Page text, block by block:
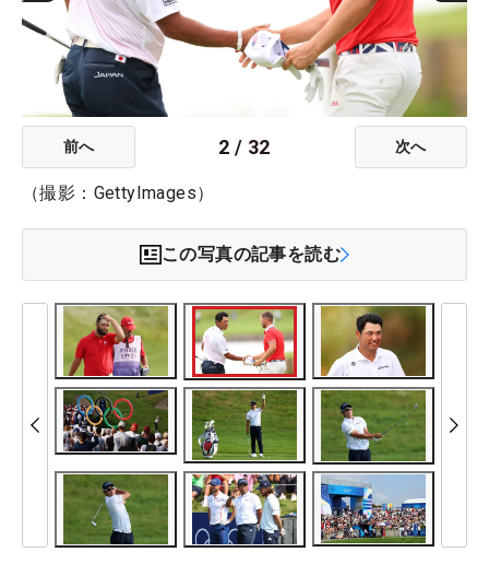
前へ 2 / 32 次へ
（撮影：GettyImages）
この写真の記事を読む